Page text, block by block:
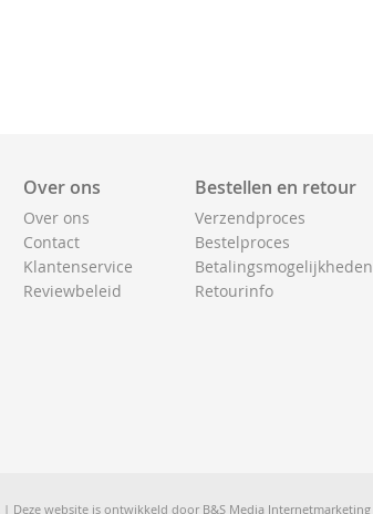
Over ons
Over ons
Contact
Klantenservice
Reviewbeleid
Bestellen en retour
Verzendproces
Bestelproces
Betalingsmogelijkheden
Retourinfo
| Deze website is ontwikkeld door B&S Media Internetmarketing